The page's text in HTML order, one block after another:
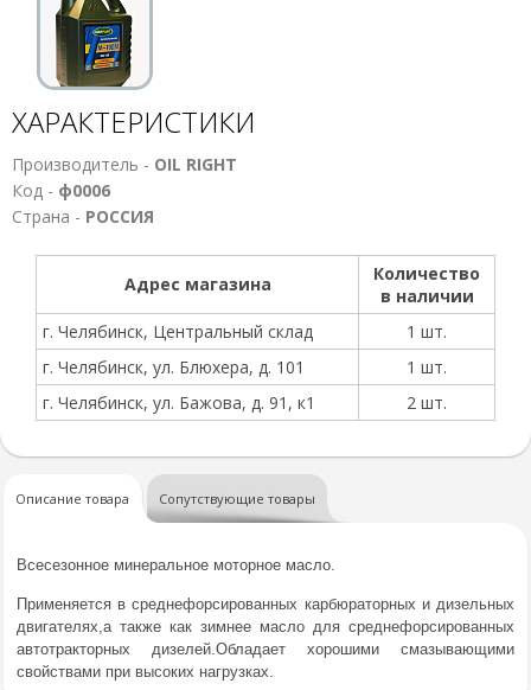
ХАРАКТЕРИСТИКИ
Производитель - OIL RIGHT
Код - ф0006
Страна - РОССИЯ
Адрес магазина
Количество
в наличии
г. Челябинск, Центральный склад
1 шт.
г. Челябинск, ул. Блюхера, д. 101
1 шт.
г. Челябинск, ул. Бажова, д. 91, к1
2 шт.
Описание товара Сопутствующие товары
Всесезонное минеральное моторное масло.
Применяется в среднефорсированных карбюраторных и дизельных
двигателях,а также как зимнее масло для среднефорсированных
автотракторных дизелей.Обладает хорошими смазывающими
свойствами при высоких нагрузках.